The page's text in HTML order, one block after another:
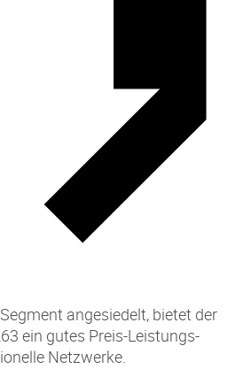
angesiedelt, bietet der
ein gutes Preis-Leistungs-
Netzwerke.